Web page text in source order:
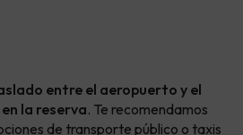
entre el aeropuerto y el
la reserva. Te recomendamos
de transporte público o taxis